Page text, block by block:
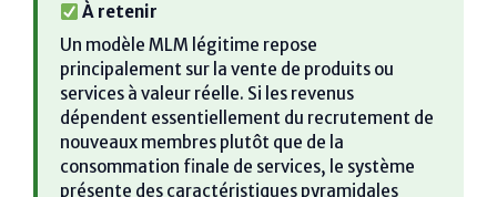
À retenir
Un modèle MLM légitime repose
principalement sur la vente de produits ou
services à valeur réelle. Si les revenus
dépendent essentiellement du recrutement de
nouveaux membres plutôt que de la
consommation finale de services, le système
présente des caractéristiques pyramidales